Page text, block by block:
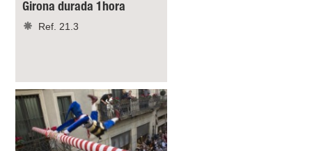
Girona durada 1hora
Ref. 21.3